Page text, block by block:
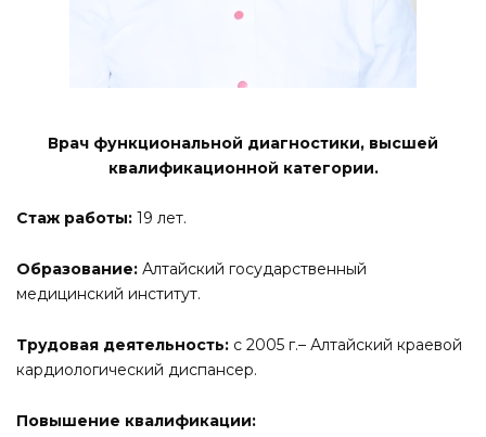
Врач функциональной диагностики, высшей
квалификационной категории.
Стаж работы: 19 лет.
Образование: Алтайский государственный
медицинский институт.
Трудовая деятельность: с 2005 г.– Алтайский краевой
кардиологический диспансер.
Повышение квалификации: